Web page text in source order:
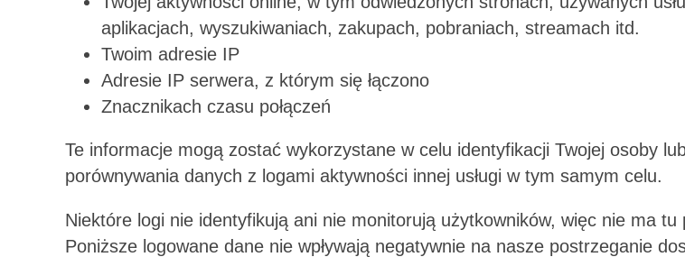
aplikacjach, wyszukiwaniach, zakupach, pobraniach, streamach itd.
Twoim adresie IP
Adresie IP serwera, z którym się łączono
Znacznikach czasu połączeń
Te informacje mogą zostać wykorzystane w celu identyfikacji Twojej osoby
porównywania danych z logami aktywności innej usługi w tym samym celu.
Niektóre logi nie identyfikują ani nie monitorują użytkowników, więc nie ma tu
Poniższe logowane dane nie wpływają negatywnie na nasze postrzeganie